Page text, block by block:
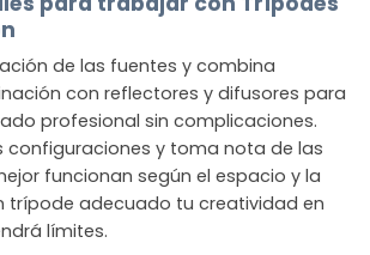
de las fuentes y combina
con reflectores y difusores para
profesional sin complicaciones.
configuraciones y toma nota de las
funcionan según el espacio y la
trípode adecuado tu creatividad en
límites.